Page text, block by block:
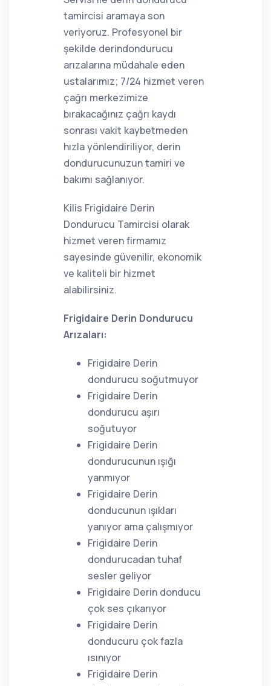
tamircisi aramaya son
veriyoruz. Profesyonel bir
şekilde derindondurucu
arızalarına müdahale eden
ustalarımız; 7/24 hizmet veren
çağrı merkezimize
bırakacağınız çağrı kaydı
sonrası vakit kaybetmeden
hızla yönlendiriliyor, derin
dondurucunuzun tamiri ve
bakımı sağlanıyor.
Kilis Frigidaire Derin
Dondurucu Tamircisi olarak
hizmet veren firmamız
sayesinde güvenilir, ekonomik
ve kaliteli bir hizmet
alabilirsiniz.
Frigidaire Derin Dondurucu
Arızaları:
Frigidaire Derin
dondurucu soğutmuyor
Frigidaire Derin
dondurucu aşırı
soğutuyor
Frigidaire Derin
dondurucunun ışığı
yanmıyor
Frigidaire Derin
donducunun ışıkları
yanıyor ama çalışmıyor
Frigidaire Derin
dondurucadan tuhaf
sesler geliyor
Frigidaire Derin donducu
çok ses çıkarıyor
Frigidaire Derin
donducuru çok fazla
ısınıyor
Frigidaire Derin